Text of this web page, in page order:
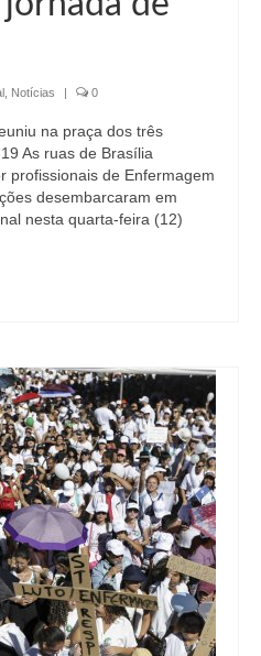
Profissional
registro
Notícias | 0
na praça dos três
As ruas de Brasília
profissionais de Enfermagem
desembarcaram em
nesta quarta-feira (12)